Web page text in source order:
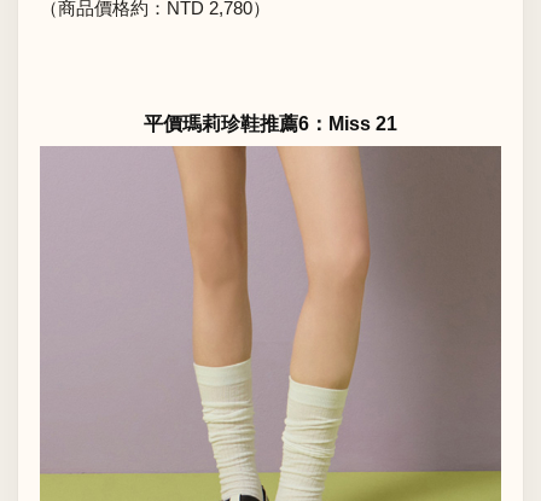
（商品價格約：NTD 2,780）
平價瑪莉珍鞋推薦6：Miss 21